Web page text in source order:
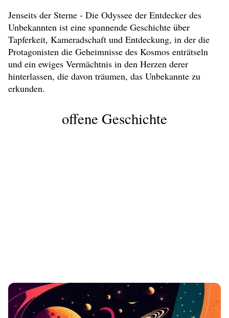
Jenseits der Sterne - Die Odyssee der Entdecker des
Unbekannten ist eine spannende Geschichte über
Tapferkeit, Kameradschaft und Entdeckung, in der die
Protagonisten die Geheimnisse des Kosmos enträtseln
und ein ewiges Vermächtnis in den Herzen derer
hinterlassen, die davon träumen, das Unbekannte zu
erkunden.
offene Geschichte